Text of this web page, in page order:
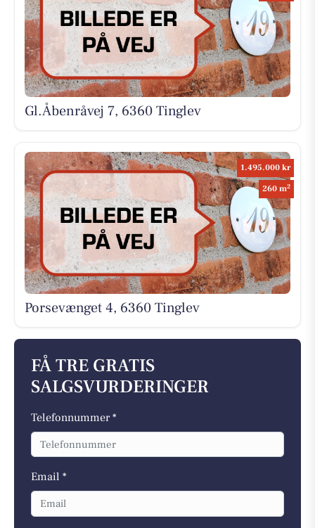
Gl.Åbenråvej 7, 6360 Tinglev
1.495.000 kr
260 m2
Porsevænget 4, 6360 Tinglev
FÅ TRE GRATIS
SALGSVURDERINGER
Telefonnummer *
Email *